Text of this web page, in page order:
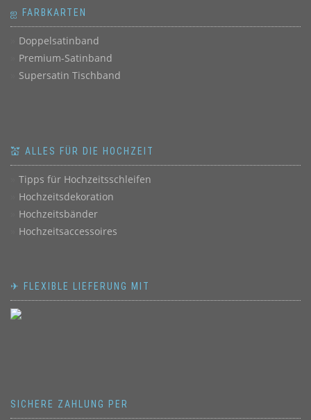
ஐ FARBKARTEN
Doppelsatinband
Premium-Satinband
Supersatin Tischband
💒 ALLES FÜR DIE HOCHZEIT
Tipps für Hochzeitsschleifen
Hochzeitsdekoration
Hochzeitsbänder
Hochzeitsaccessoires
✈ FLEXIBLE LIEFERUNG MIT
SICHERE ZAHLUNG PER